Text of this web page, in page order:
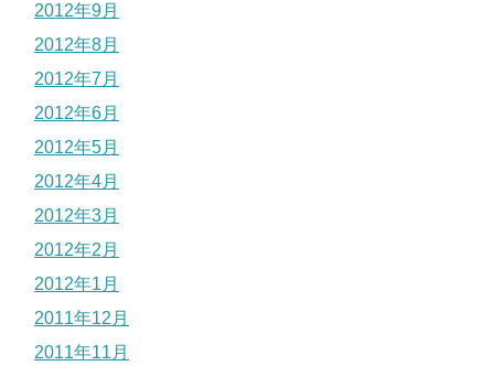
2012年9月
2012年8月
2012年7月
2012年6月
2012年5月
2012年4月
2012年3月
2012年2月
2012年1月
2011年12月
2011年11月